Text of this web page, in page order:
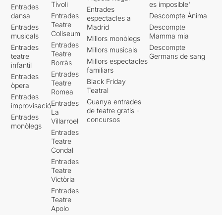
Entrades
dansa
Entrades
musicals
Entrades
teatre
infantil
Entrades
òpera
Entrades
improvisació
Entrades
monòlegs
Tívoli
Entrades
Teatre
Coliseum
Entrades
Teatre
Borràs
Entrades
Teatre
Romea
Entrades
La
Villarroel
Entrades
Teatre
Condal
Entrades
Teatre
Victòria
Entrades
Teatre
Apolo
Entrades
espectacles a
Madrid
Millors monòlegs
Millors musicals
Millors espectacles
familiars
Black Friday
Teatral
Guanya entrades
de teatre gratis -
concursos
es imposible'
Descompte Ànima
Descompte
Mamma mia
Descompte
Germans de sang